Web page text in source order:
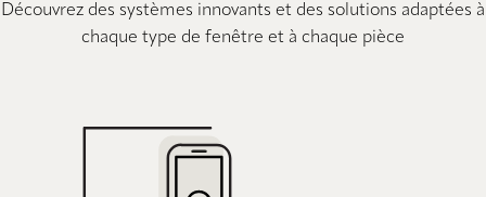
Découvrez des systèmes innovants et des solutions adaptées à
chaque type de fenêtre et à chaque pièce